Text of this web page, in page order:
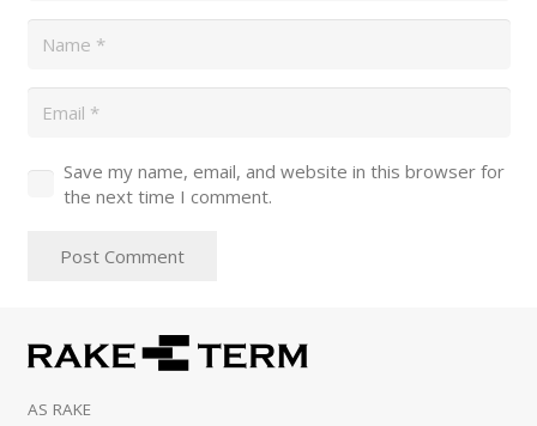
Save my name, email, and website in this browser for
the next time I comment.
Post Comment
AS RAKE